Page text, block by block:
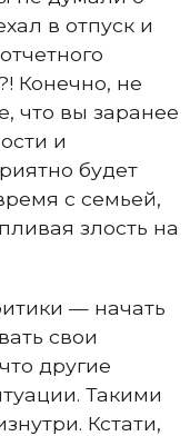
в отпуск и
Конечно, не
что вы заранее
и
будет
с семьей,
злость на
— начать
свои
другие
Такими
Кстати,